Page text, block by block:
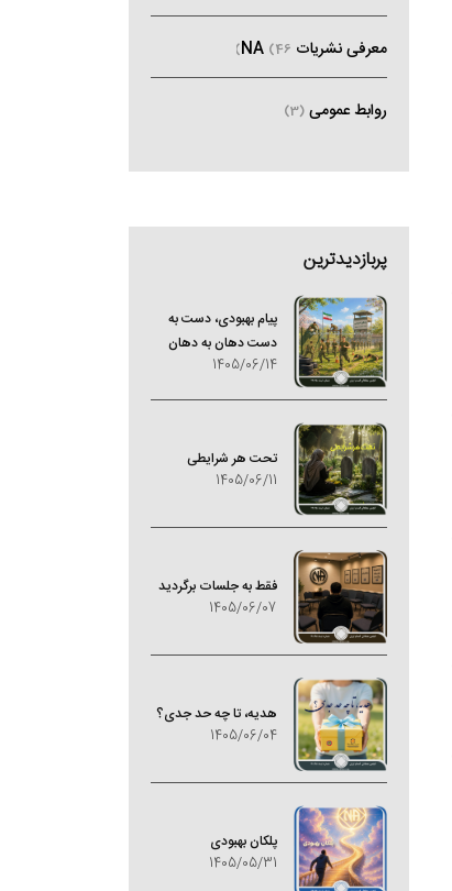
معرفی نشریات NA (46)
روابط عمومی (3)
پربازدیدترین
پیام بهبودی، دست به
دست دهان به دهان
1405/06/14
تحت هر شرایطی
1405/06/11
فقط به جلسات برگردید
1405/06/07
هدیه، تا چه حد جدی؟
1405/06/04
پلکان بهبودی
1405/05/31